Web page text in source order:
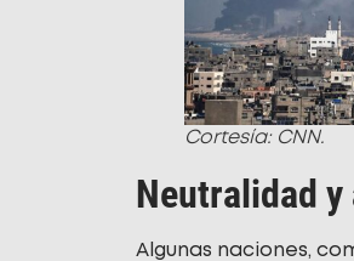
Cortesía: CNN.
Neutralidad y
Algunas naciones,